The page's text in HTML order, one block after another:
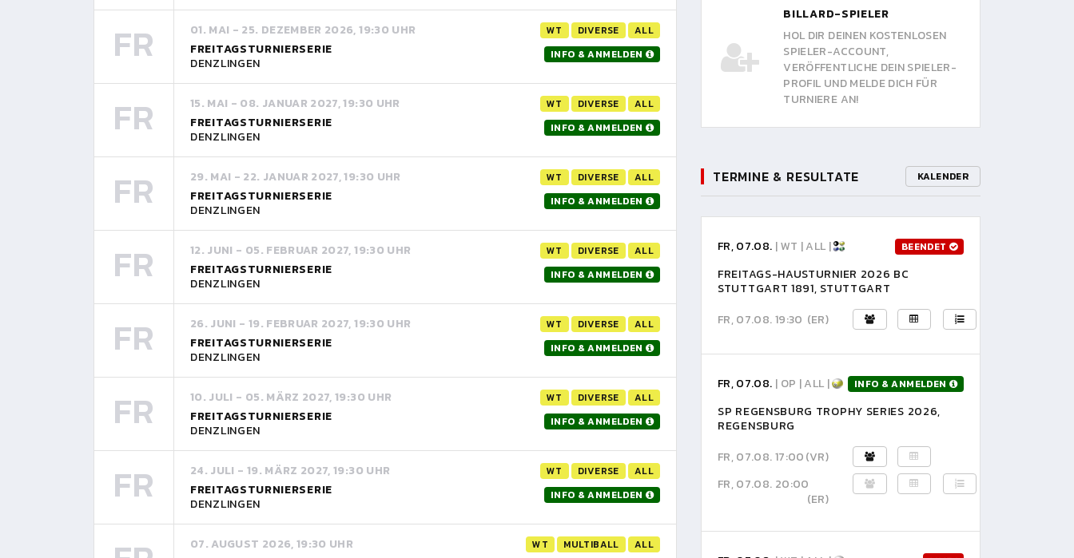
FR 01. MAI - 25. DEZEMBER 2026, 19:30 UHR WT DIVERSE ALL
FREITAGSTURNIERSERIE
DENZLINGEN
INFO & ANMELDEN
FR 15. MAI - 08. JANUAR 2027, 19:30 UHR WT DIVERSE ALL
FREITAGSTURNIERSERIE
DENZLINGEN
INFO & ANMELDEN
FR 29. MAI - 22. JANUAR 2027, 19:30 UHR WT DIVERSE ALL
FREITAGSTURNIERSERIE
DENZLINGEN
INFO & ANMELDEN
FR 12. JUNI - 05. FEBRUAR 2027, 19:30 UHR WT DIVERSE ALL
FREITAGSTURNIERSERIE
DENZLINGEN
INFO & ANMELDEN
FR 26. JUNI - 19. FEBRUAR 2027, 19:30 UHR WT DIVERSE ALL
FREITAGSTURNIERSERIE
DENZLINGEN
INFO & ANMELDEN
FR 10. JULI - 05. MÄRZ 2027, 19:30 UHR WT DIVERSE ALL
FREITAGSTURNIERSERIE
DENZLINGEN
INFO & ANMELDEN
FR 24. JULI - 19. MÄRZ 2027, 19:30 UHR WT DIVERSE ALL
FREITAGSTURNIERSERIE
DENZLINGEN
INFO & ANMELDEN
07. AUGUST 2026, 19:30 UHR WT MULTIBALL ALL
BILLARD-SPIELER
HOL DIR DEINEN KOSTENLOSEN
SPIELER-ACCOUNT,
VERÖFFENTLICHE DEIN SPIELER-
PROFIL UND MELDE DICH FÜR
TURNIERE AN!
TERMINE & RESULTATE KALENDER
FR, 07.08. | WT | ALL | BEENDET
FREITAGS-HAUSTURNIER 2026 BC
STUTTGART 1891, STUTTGART
FR, 07.08. 19:30 (ER)
FR, 07.08. | OP | ALL | INFO & ANMELDEN
SP REGENSBURG TROPHY SERIES 2026,
REGENSBURG
FR, 07.08. 17:00(VR)
FR, 07.08. 20:00
(ER)